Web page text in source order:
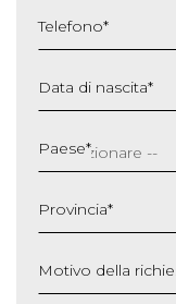
Telefono*
Data di nascita*
slash
MM
AAAA
Paese*
Provincia*
Motivo della